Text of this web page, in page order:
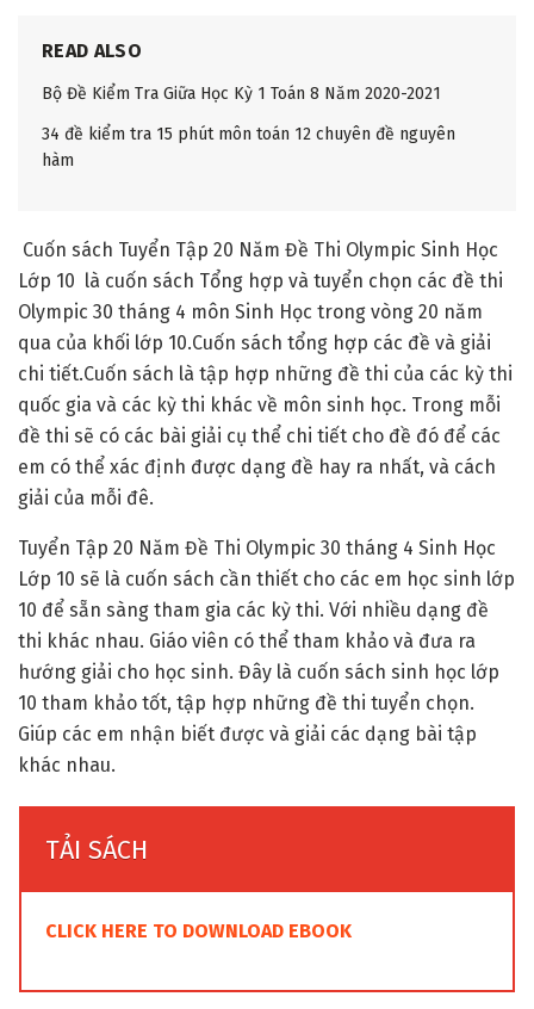
READ ALSO
Bộ Đề Kiểm Tra Giữa Học Kỳ 1 Toán 8 Năm 2020-2021
34 đề kiểm tra 15 phút môn toán 12 chuyên đề nguyên
hàm
Cuốn sách Tuyển Tập 20 Năm Đề Thi Olympic Sinh Học
Lớp 10 là cuốn sách Tổng hợp và tuyển chọn các đề thi
Olympic 30 tháng 4 môn Sinh Học trong vòng 20 năm
qua của khối lớp 10.Cuốn sách tổng hợp các đề và giải
chi tiết.Cuốn sách là tập hợp những đề thi của các kỳ thi
quốc gia và các kỳ thi khác về môn sinh học. Trong mỗi
đề thi sẽ có các bài giải cụ thể chi tiết cho đề đó để các
em có thể xác định được dạng đề hay ra nhất, và cách
giải của mỗi đê.
Tuyển Tập 20 Năm Đề Thi Olympic 30 tháng 4 Sinh Học
Lớp 10 sẽ là cuốn sách cần thiết cho các em học sinh lớp
10 để sẵn sàng tham gia các kỳ thi. Với nhiều dạng đề
thi khác nhau. Giáo viên có thể tham khảo và đưa ra
hướng giải cho học sinh. Đây là cuốn sách sinh học lớp
10 tham khảo tốt, tập hợp những đề thi tuyển chọn.
Giúp các em nhận biết được và giải các dạng bài tập
khác nhau.
TẢI SÁCH
CLICK HERE TO DOWNLOAD EBOOK